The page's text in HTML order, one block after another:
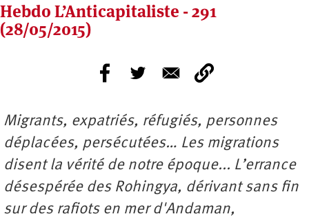
Hebdo L’Anticapitaliste - 291
(28/05/2015)
Migrants, expatriés, réfugiés, personnes
déplacées, persécutées… Les migrations
disent la vérité de notre époque... L’errance
désespérée des Rohingya, dérivant sans fin
sur des rafiots en mer d'Andaman,